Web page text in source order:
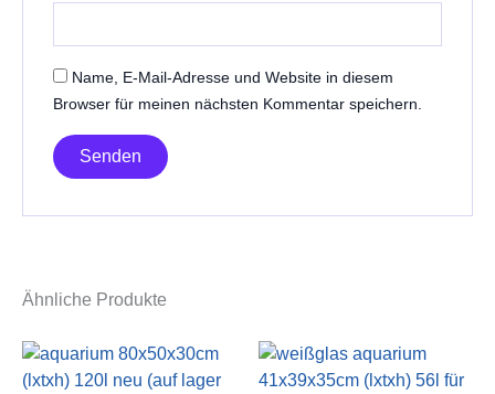
Name, E-Mail-Adresse und Website in diesem
Browser für meinen nächsten Kommentar speichern.
Ähnliche Produkte